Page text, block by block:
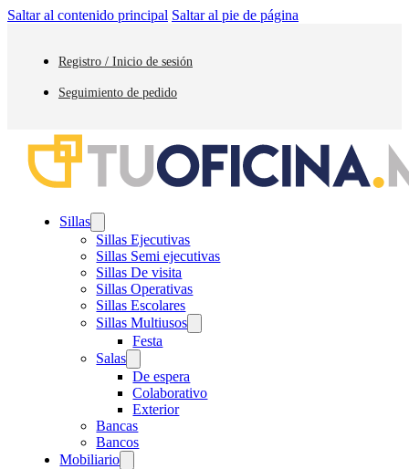
Saltar al contenido principal Saltar al pie de página
Registro / Inicio de sesión
Seguimiento de pedido
Sillas
Sillas Ejecutivas
Sillas Semi ejecutivas
Sillas De visita
Sillas Operativas
Sillas Escolares
Sillas Multiusos
Festa
Salas
De espera
Colaborativo
Exterior
Bancas
Bancos
Mobiliario